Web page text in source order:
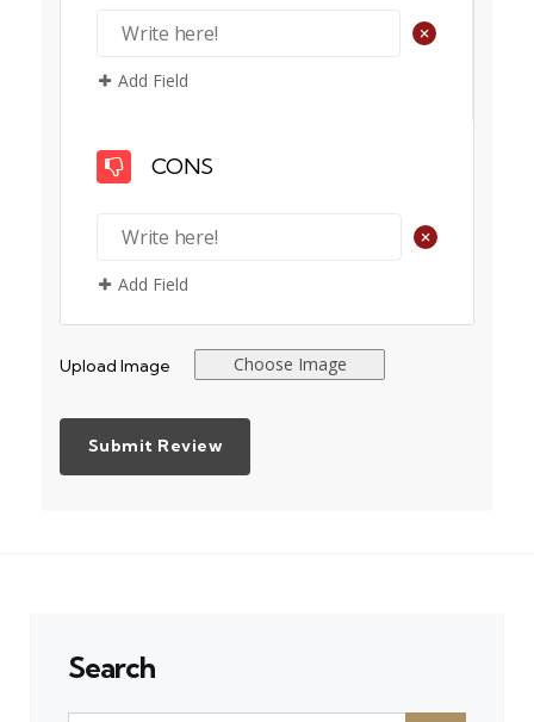
+
Add Field
CONS
+
Add Field
Upload Image Choose Image
Search